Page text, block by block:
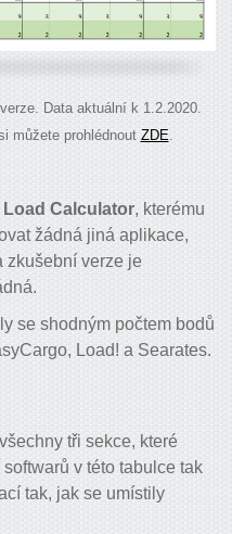
Data aktuální k 1.2.2020.
můžete prohlédnout ZDE
Load Calculator, kterému
žádná jiná aplikace,
zkušební verze je
se shodným počtem bodů
Load! a Searates.
tři sekce, které
v této tabulce tak
tak, jak se umístily